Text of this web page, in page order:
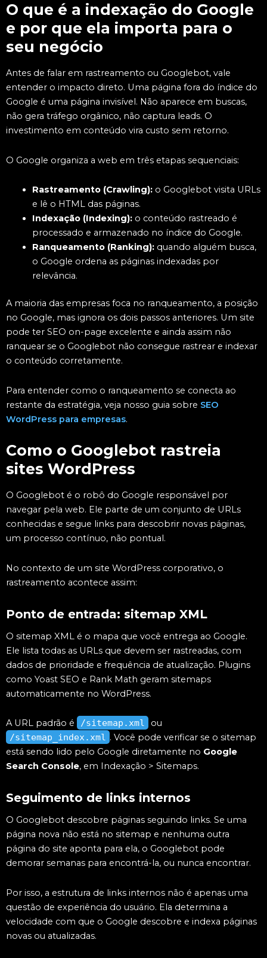
O que é a indexação do Google
e por que ela importa para o
seu negócio
Antes de falar em rastreamento ou Googlebot, vale
entender o impacto direto. Uma página fora do índice do
Google é uma página invisível. Não aparece em buscas,
não gera tráfego orgânico, não captura leads. O
investimento em conteúdo vira custo sem retorno.
O Google organiza a web em três etapas sequenciais:
Rastreamento (Crawling):o Googlebot visita URLs
e lê o HTML das páginas.
Indexação (Indexing):o conteúdo rastreado é
processado e armazenado no índice do Google.
Ranqueamento (Ranking):quando alguém busca,
o Google ordena as páginas indexadas por
relevância.
A maioria das empresas foca no ranqueamento, a posição
no Google, mas ignora os dois passos anteriores. Um site
pode ter SEO on-page excelente e ainda assim não
ranquear se o Googlebot não consegue rastrear e indexar
o conteúdo corretamente.
Para entender como o ranqueamento se conecta ao
restante da estratégia, veja nosso guia sobre SEO
WordPress para empresas.
Como o Googlebot rastreia
sites WordPress
O Googlebot é o robô do Google responsável por
navegar pela web. Ele parte de um conjunto de URLs
conhecidas e segue links para descobrir novas páginas,
um processo contínuo, não pontual.
No contexto de um site WordPress corporativo, o
rastreamento acontece assim:
Ponto de entrada: sitemap XML
O sitemap XML é o mapa que você entrega ao Google.
Ele lista todas as URLs que devem ser rastreadas, com
dados de prioridade e frequência de atualização. Plugins
como Yoast SEO e Rank Math geram sitemaps
automaticamente no WordPress.
A URL padrão é /sitemap.xml ou
/sitemap_index.xml . Você pode verificar se o sitemap
está sendo lido pelo Google diretamente no Google
Search Console, em Indexação > Sitemaps.
Seguimento de links internos
O Googlebot descobre páginas seguindo links. Se uma
página nova não está no sitemap e nenhuma outra
página do site aponta para ela, o Googlebot pode
demorar semanas para encontrá-la, ou nunca encontrar.
Por isso, a estrutura de links internos não é apenas uma
questão de experiência do usuário. Ela determina a
velocidade com que o Google descobre e indexa páginas
novas ou atualizadas.